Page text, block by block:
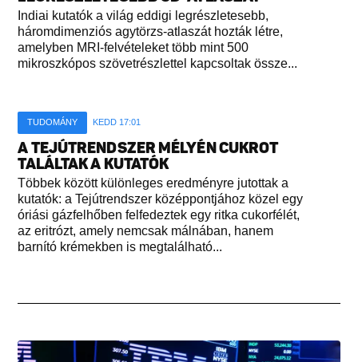
Indiai kutatók a világ eddigi legrészletesebb,
háromdimenziós agytörzs-atlaszát hozták létre,
amelyben MRI-felvételeket több mint 500
mikroszkópos szövetrészlettel kapcsoltak össze...
TUDOMÁNY KEDD 17:01
A TEJÚTRENDSZER MÉLYÉN CUKROT
TALÁLTAK A KUTATÓK
Többek között különleges eredményre jutottak a
kutatók: a Tejútrendszer középpontjához közel egy
óriási gázfelhőben felfedeztek egy ritka cukorfélét,
az eritrózt, amely nemcsak málnában, hanem
barnító krémekben is megtalálható...